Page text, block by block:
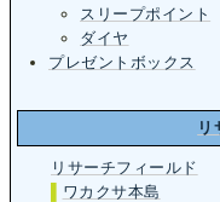
スリープポイント
ダイヤ
プレゼントボックス
リ
リサーチフィールド
ワカクサ本島